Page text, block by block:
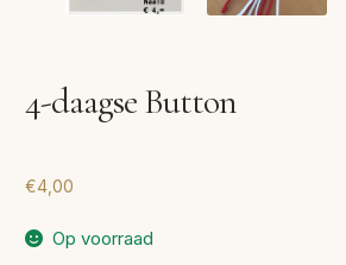
4-daagse Button
€4,00
Op voorraad